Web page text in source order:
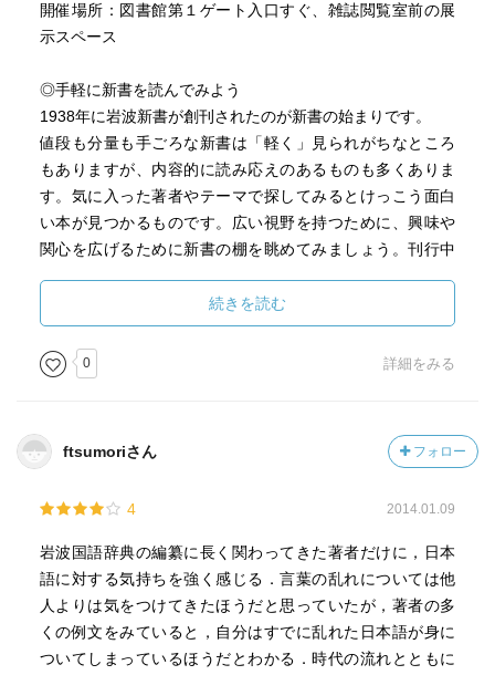
開催場所：図書館第１ゲート入口すぐ、雑誌閲覧室前の展
示スペース
◎手軽に新書を読んでみよう
1938年に岩波新書が創刊されたのが新書の始まりです。
値段も分量も手ごろな新書は「軽く」見られがちなところ
もありますが、内容的に読み応えのあるものも多くありま
す。気に入った著者やテーマで探してみるとけっこう面白
い本が見つかるものです。広い視野を持つために、興味や
関心を広げるために新書の棚を眺めてみましょう。刊行中
◇新書で日本語を知ろう
分かっているようで分からない日本語。まずは知ることで
う。大切なのは気持ちですが、誤解を招かない表現もまた
大切です。大学生として、社会人として知っておいて損が
続きを読む
0 詳細をみる
ftsumoriさん フォロー
4 2014.01.09
岩波国語辞典の編纂に長く関わってきた著者だけに，日本
語に対する気持ちを強く感じる．言葉の乱れについては他
人よりは気をつけてきたほうだと思っていたが，著者の多
くの例文をみていると，自分はすでに乱れた日本語が身に
ついてしまっているほうだとわかる．時代の流れとともに